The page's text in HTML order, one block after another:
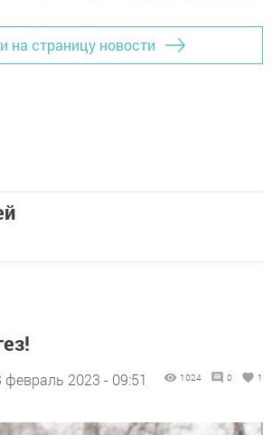
на страницу новости
февраль 2023 - 09:51 1024 0 1